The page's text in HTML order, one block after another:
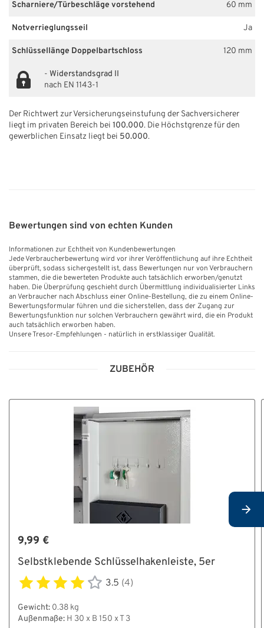
Scharniere/Türbeschläge vorstehend 60 mm
Notverrieglungsseil Ja
Schlüssellänge Doppelbartschloss 120 mm
- Widerstandsgrad II
nach EN 1143-1
Der Richtwert zur Versicherungseinstufung der Sachversicherer
liegt im privaten Bereich bei 100.000. Die Höchstgrenze für den
gewerblichen Einsatz liegt bei 50.000.
Bewertungen sind von echten Kunden
Informationen zur Echtheit von Kundenbewertungen
Jede Verbraucherbewertung wird vor ihrer Veröffentlichung auf ihre Echtheit
überprüft, sodass sichergestellt ist, dass Bewertungen nur von Verbrauchern
stammen, die die bewerteten Produkte auch tatsächlich erworben/genutzt
haben. Die Überprüfung geschieht durch Übermittlung individualisierter Links
an Verbraucher nach Abschluss einer Online-Bestellung, die zu einem Online-
Bewertungsformular führen und die sicherstellen, dass der Zugang zur
Bewertungsfunktion nur solchen Verbrauchern gewährt wird, die ein Produkt
auch tatsächlich erworben haben.
Unsere Tresor-Empfehlungen - natürlich in erstklassiger Qualität.
ZUBEHÖR
9,99 €
Selbstklebende Schlüsselhakenleiste, 5er
3.5 (4)
Gewicht: 0.38 kg
Außenmaße: H 30 x B 150 x T 3